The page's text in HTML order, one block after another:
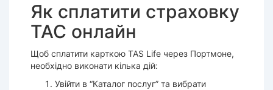
Як сплатити страховку
ТАС онлайн
Щоб сплатити карткою TAS Life через Портмоне,
необхідно виконати кілька дій:
Увійти в “Каталог послуг” та вибрати